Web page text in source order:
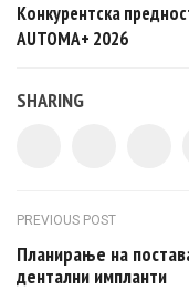
Конкурентска
AUTOMA+ 2026
SHARING
Post
PREVIOUS POST
Планирање на
дентални импланти